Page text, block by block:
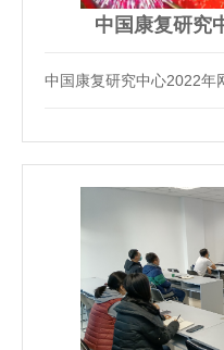
中国康复研究
中国康复研究中心2022年